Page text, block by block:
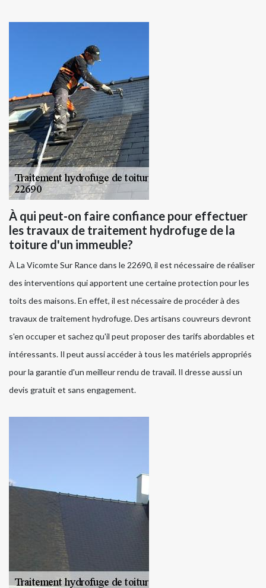
À qui peut-on faire confiance pour effectuer
les travaux de traitement hydrofuge de la
toiture d'un immeuble?
À La Vicomte Sur Rance dans le 22690, il est nécessaire de réaliser
des interventions qui apportent une certaine protection pour les
toits des maisons. En effet, il est nécessaire de procéder à des
travaux de traitement hydrofuge. Des artisans couvreurs devront
s'en occuper et sachez qu'il peut proposer des tarifs abordables et
intéressants. Il peut aussi accéder à tous les matériels appropriés
pour la garantie d'un meilleur rendu de travail. Il dresse aussi un
devis gratuit et sans engagement.